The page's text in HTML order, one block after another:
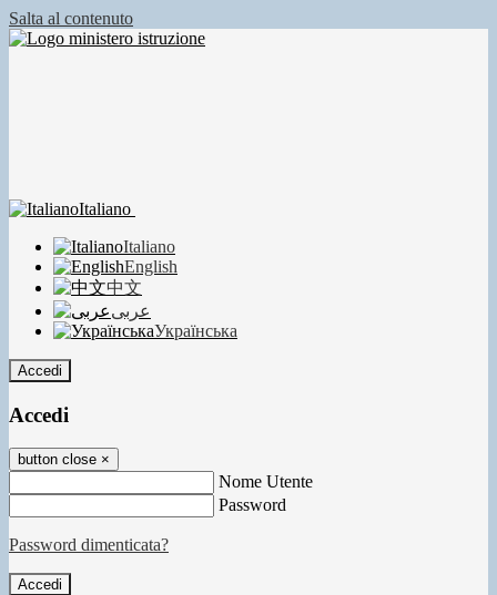
Salta al contenuto
Italiano
Italiano
English
中文
عربى
Українська
Accedi
Accedi
button close ×
Nome Utente
Password
Password dimenticata?